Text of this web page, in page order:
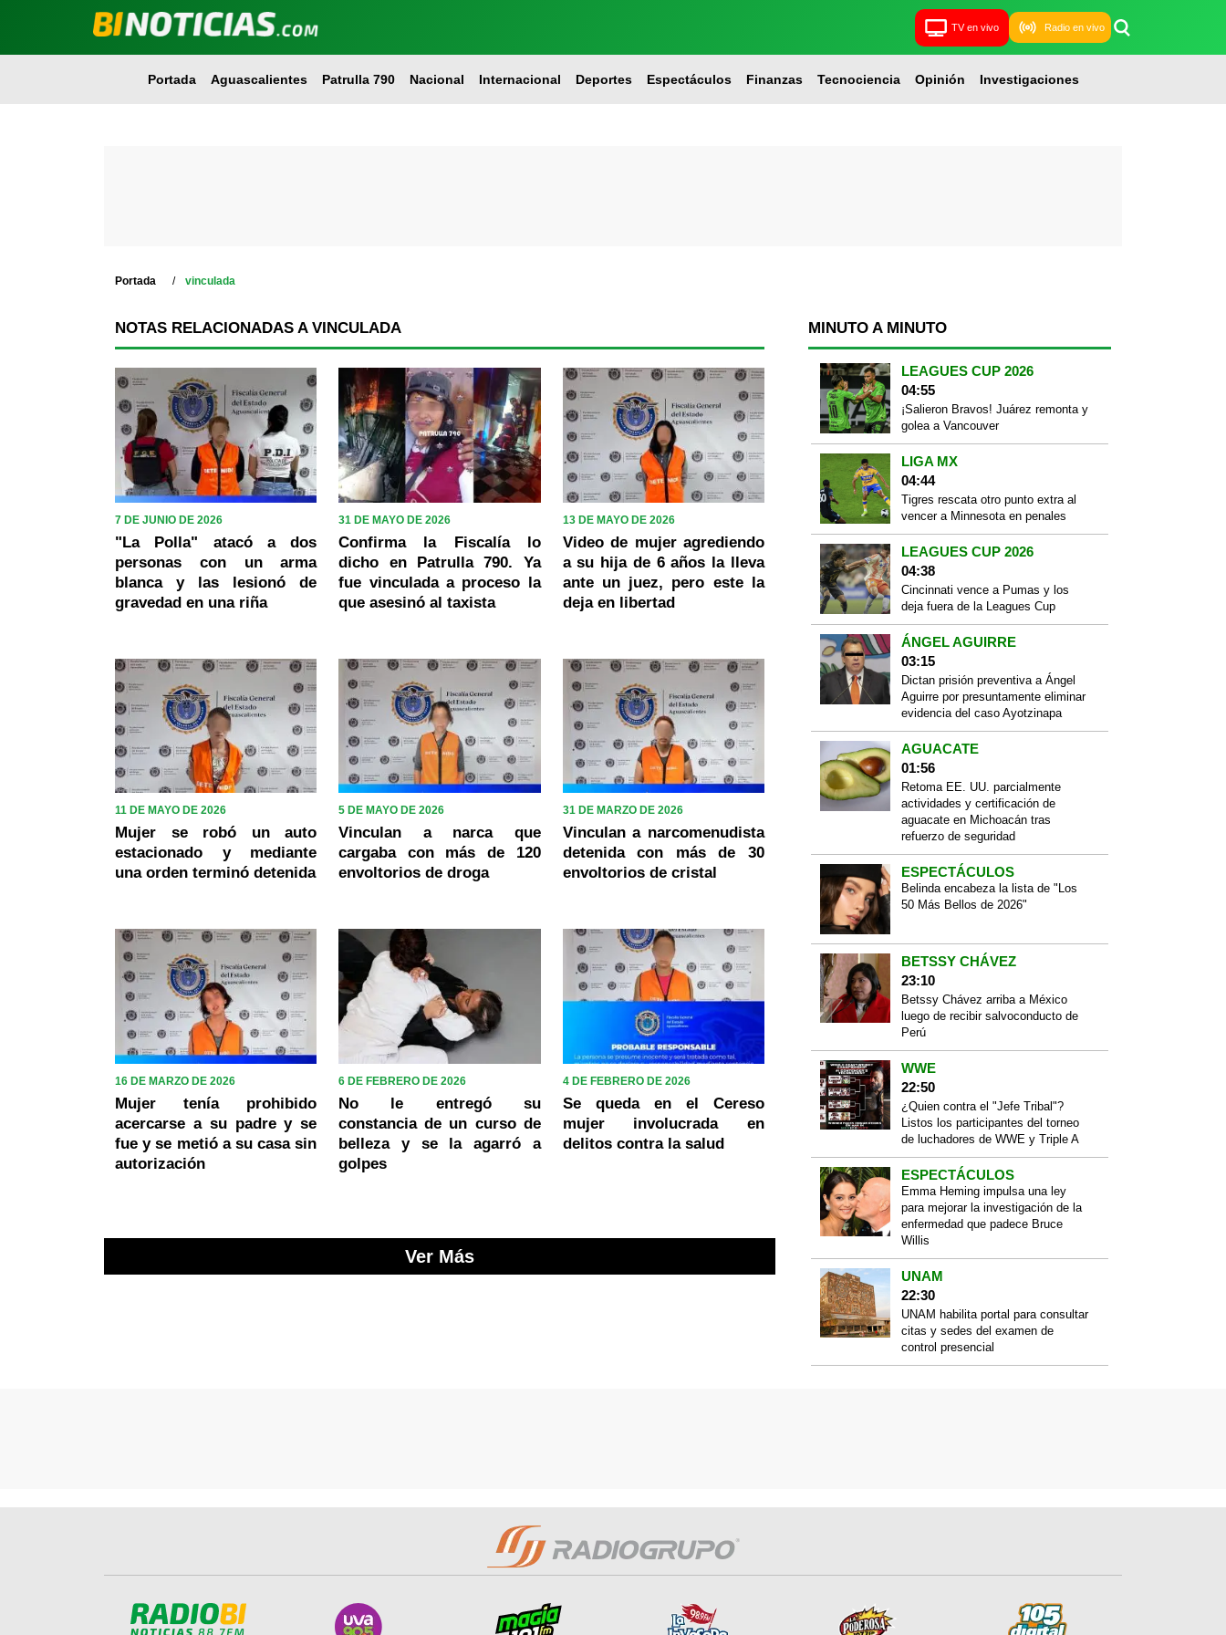
TV en vivo Radio en vivo
Portada Aguascalientes Patrulla 790 Nacional Internacional Deportes Espectáculos Finanzas Tecnociencia Opinión Investigaciones
Portada vinculada
NOTAS RELACIONADAS A VINCULADA
7 DE JUNIO DE 2026
"La Polla" atacó a dos
personas con un arma
blanca y las lesionó de
gravedad en una riña
31 DE MAYO DE 2026
Confirma la Fiscalía lo
dicho en Patrulla 790. Ya
fue vinculada a proceso la
que asesinó al taxista
13 DE MAYO DE 2026
Video de mujer agrediendo
a su hija de 6 años la lleva
ante un juez, pero este la
deja en libertad
11 DE MAYO DE 2026
Mujer se robó un auto
estacionado y mediante
una orden terminó detenida
5 DE MAYO DE 2026
Vinculan a narca que
cargaba con más de 120
envoltorios de droga
31 DE MARZO DE 2026
Vinculan a narcomenudista
detenida con más de 30
envoltorios de cristal
16 DE MARZO DE 2026
Mujer tenía prohibido
acercarse a su padre y se
fue y se metió a su casa sin
autorización
6 DE FEBRERO DE 2026
No le entregó su
constancia de un curso de
belleza y se la agarró a
golpes
4 DE FEBRERO DE 2026
Se queda en el Cereso
mujer involucrada en
delitos contra la salud
Ver Más
MINUTO A MINUTO
LEAGUES CUP 2026
04:55
¡Salieron Bravos! Juárez remonta y
golea a Vancouver
LIGA MX
04:44
Tigres rescata otro punto extra al
vencer a Minnesota en penales
LEAGUES CUP 2026
04:38
Cincinnati vence a Pumas y los
deja fuera de la Leagues Cup
ÁNGEL AGUIRRE
03:15
Dictan prisión preventiva a Ángel
Aguirre por presuntamente eliminar
evidencia del caso Ayotzinapa
AGUACATE
01:56
Retoma EE. UU. parcialmente
actividades y certificación de
aguacate en Michoacán tras
refuerzo de seguridad
ESPECTÁCULOS
Belinda encabeza la lista de "Los
50 Más Bellos de 2026"
BETSSY CHÁVEZ
23:10
Betssy Chávez arriba a México
luego de recibir salvoconducto de
Perú
WWE
22:50
¿Quien contra el "Jefe Tribal"?
Listos los participantes del torneo
de luchadores de WWE y Triple A
ESPECTÁCULOS
Emma Heming impulsa una ley
para mejorar la investigación de la
enfermedad que padece Bruce
Willis
UNAM
22:30
UNAM habilita portal para consultar
citas y sedes del examen de
control presencial